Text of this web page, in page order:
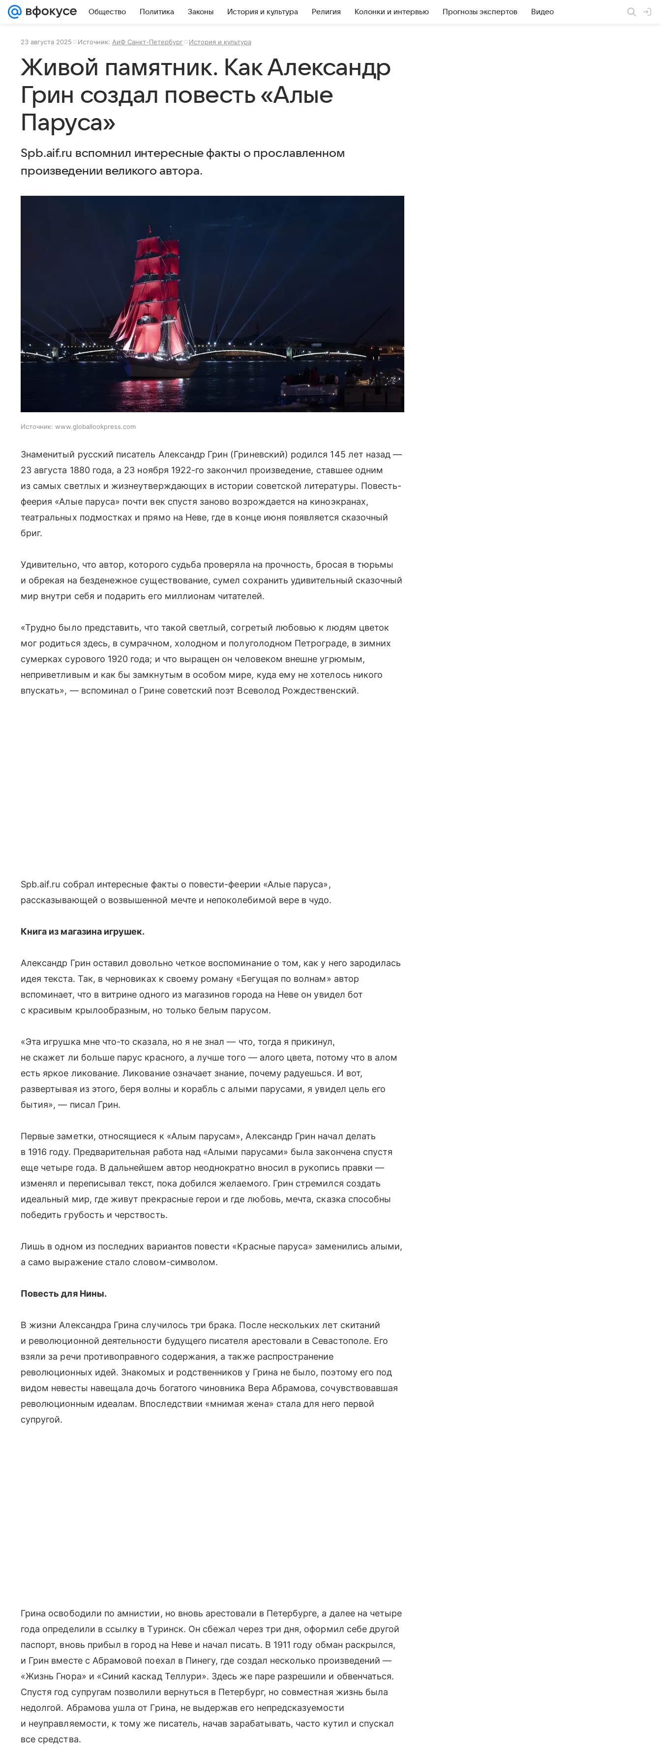
Общество Политика Законы История и культура Религия Колонки и интервью Прогнозы экспертов Видео
23 августа 2025 Источник: АиФ Санкт-Петербург История и культура
Живой памятник. Как Александр
Грин создал повесть «Алые
Паруса»
Spb.aif.ru вспомнил интересные факты о прославленном
произведении великого автора.
Источник: www.globallookpress.com
Знаменитый русский писатель Александр Грин (Гриневский) родился 145 лет назад —
23 августа 1880 года, а 23 ноября 1922-го закончил произведение, ставшее одним
из самых светлых и жизнеутверждающих в истории советской литературы. Повесть-
феерия «Алые паруса» почти век спустя заново возрождается на киноэкранах,
театральных подмостках и прямо на Неве, где в конце июня появляется сказочный
бриг.
Удивительно, что автор, которого судьба проверяла на прочность, бросая в тюрьмы
и обрекая на безденежное существование, сумел сохранить удивительный сказочный
мир внутри себя и подарить его миллионам читателей.
«Трудно было представить, что такой светлый, согретый любовью к людям цветок
мог родиться здесь, в сумрачном, холодном и полуголодном Петрограде, в зимних
сумерках сурового 1920 года; и что выращен он человеком внешне угрюмым,
неприветливым и как бы замкнутым в особом мире, куда ему не хотелось никого
впускать», — вспоминал о Грине советский поэт Всеволод Рождественский.
Spb.aif.ru собрал интересные факты о повести-феерии «Алые паруса»,
рассказывающей о возвышенной мечте и непоколебимой вере в чудо.
Книга из магазина игрушек.
Александр Грин оставил довольно четкое воспоминание о том, как у него зародилась
идея текста. Так, в черновиках к своему роману «Бегущая по волнам» автор
вспоминает, что в витрине одного из магазинов города на Неве он увидел бот
с красивым крылообразным, но только белым парусом.
«Эта игрушка мне что-то сказала, но я не знал — что, тогда я прикинул,
не скажет ли больше парус красного, а лучше того — алого цвета, потому что в алом
есть яркое ликование. Ликование означает знание, почему радуешься. И вот,
развертывая из этого, беря волны и корабль с алыми парусами, я увидел цель его
бытия», — писал Грин.
Первые заметки, относящиеся к «Алым парусам», Александр Грин начал делать
в 1916 году. Предварительная работа над «Алыми парусами» была закончена спустя
еще четыре года. В дальнейшем автор неоднократно вносил в рукопись правки —
изменял и переписывал текст, пока добился желаемого. Грин стремился создать
идеальный мир, где живут прекрасные герои и где любовь, мечта, сказка способны
победить грубость и черствость.
Лишь в одном из последних вариантов повести «Красные паруса» заменились алыми,
а само выражение стало словом-символом.
Повесть для Нины.
В жизни Александра Грина случилось три брака. После нескольких лет скитаний
и революционной деятельности будущего писателя арестовали в Севастополе. Его
взяли за речи противоправного содержания, а также распространение
революционных идей. Знакомых и родственников у Грина не было, поэтому его под
видом невесты навещала дочь богатого чиновника Вера Абрамова, сочувствовавшая
революционным идеалам. Впоследствии «мнимая жена» стала для него первой
супругой.
Грина освободили по амнистии, но вновь арестовали в Петербурге, а далее на четыре
года определили в ссылку в Туринск. Он сбежал через три дня, оформил себе другой
паспорт, вновь прибыл в город на Неве и начал писать. В 1911 году обман раскрылся,
и Грин вместе с Абрамовой поехал в Пинегу, где создал несколько произведений —
«Жизнь Гнора» и «Синий каскад Теллури». Здесь же паре разрешили и обвенчаться.
Спустя год супругам позволили вернуться в Петербург, но совместная жизнь была
недолгой. Абрамова ушла от Грина, не выдержав его непредсказуемости
и неуправляемости, к тому же писатель, начав зарабатывать, часто кутил и спускал
все средства.